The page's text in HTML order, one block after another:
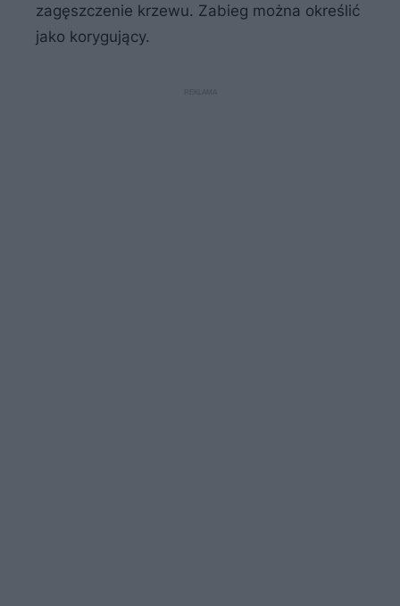
zagęszczenie krzewu. Zabieg można określić
jako korygujący.